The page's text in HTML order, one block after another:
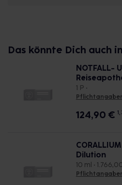
Das könnte Dich auch
NOTFALL-
1 P •
124,90 € 1,
Dilution
10 ml •